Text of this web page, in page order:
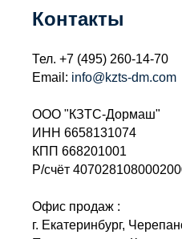
Контакты
Тел. +7 (495) 260-14-70
Email: info@kzts-dm.com
ООО "КЗТС-Дормаш"
ИНН 6658131074
КПП 668201001
Р/счёт
Офис продаж :
г. Екатеринбург,